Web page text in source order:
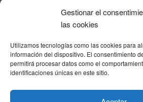
Gestionar el
las cookies
Utilizamos tecnologías como las cookies para
información del dispositivo. El consentimiento
permitirá procesar datos como el
identificaciones únicas en este sitio.
Evento siguiente
Powered byModern Events
Política de privacidad | Aviso Legal|Política de
nosotros
HOME